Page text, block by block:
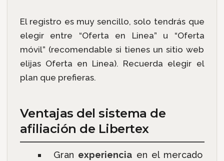
El registro es muy sencillo, solo tendrás que
elegir entre “Oferta en Linea” u “Oferta
móvil” (recomendable si tienes un sitio web
elijas Oferta en Linea). Recuerda elegir el
plan que prefieras.
Ventajas del sistema de
afiliación de Libertex
Gran experiencia en el mercado